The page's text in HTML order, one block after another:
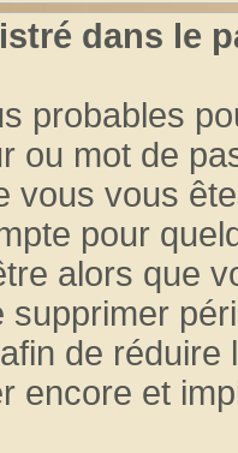
dans le
probables
ou mot de
vous vous
pour
alors que
supprimer
de
encore et